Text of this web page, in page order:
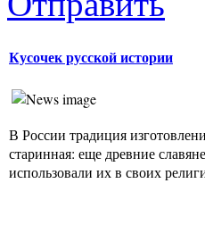
Кусочек русской истории
В России традиция
старинная: еще древние славяне
использовали их в своих